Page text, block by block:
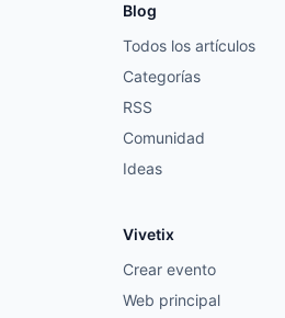
Blog
Todos los artículos
Categorías
RSS
Comunidad
Ideas
Vivetix
Crear evento
Web principal